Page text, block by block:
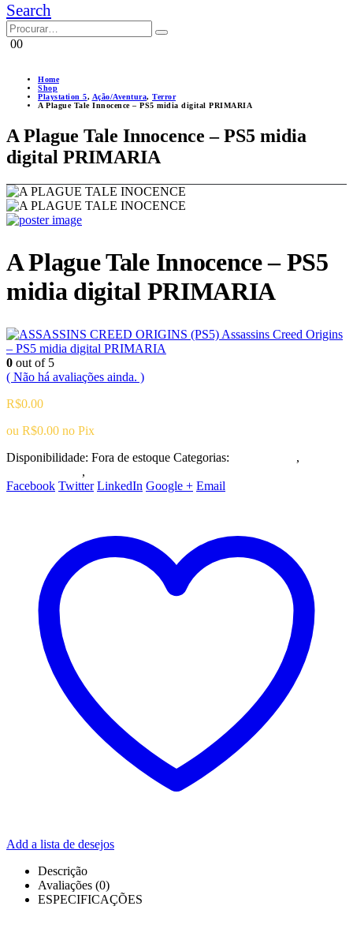
Search
00
Home
Shop
Playstation 5, Ação/Aventura, Terror
A Plague Tale Innocence – PS5 midia digital PRIMARIA
A Plague Tale Innocence – PS5 midia
digital PRIMARIA
A Plague Tale Innocence – PS5
midia digital PRIMARIA
Assassins Creed Origins
– PS5 midia digital PRIMARIA
0 out of 5
( Não há avaliações ainda. )
R$0.00
ou R$0.00 no Pix
Disponibilidade: Fora de estoque Categorias:
,
,
Facebook Twitter LinkedIn Google + Email
Add a lista de desejos
Descrição
Avaliações (0)
ESPECIFICAÇÕES